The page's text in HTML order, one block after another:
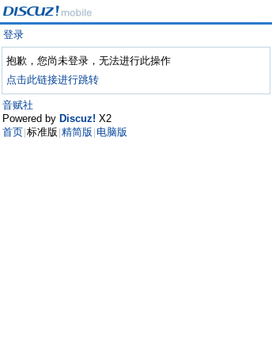
登录
抱歉，您尚未登录，无法进行此操作
点击此链接进行跳转
音赋社
Powered by Discuz! X2
首页 标准版 精简版 电脑版